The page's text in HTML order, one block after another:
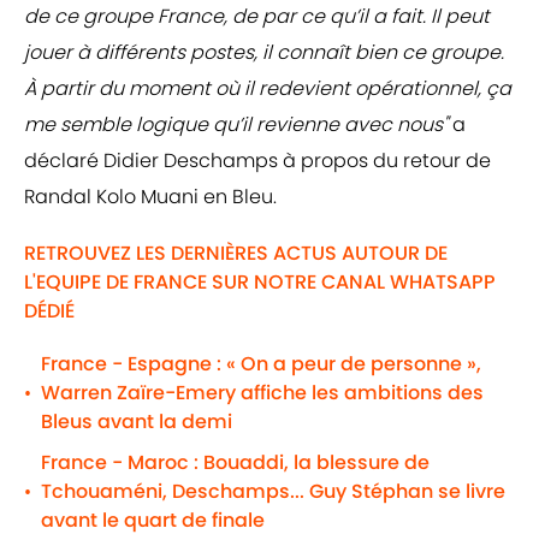
de ce groupe France, de par ce qu’il a fait. Il peut
jouer à différents postes, il connaît bien ce groupe.
À partir du moment où il redevient opérationnel, ça
me semble logique qu’il revienne avec nous"a
déclaré Didier Deschamps à propos du retour de
Randal Kolo Muani en Bleu.
RETROUVEZ LES DERNIÈRES ACTUS AUTOUR DE
L'EQUIPE DE FRANCE SUR NOTRE CANAL WHATSAPP
DÉDIÉ
•
France - Espagne : « On a peur de personne »,
Warren Zaïre-Emery affiche les ambitions des
Bleus avant la demi
•
France - Maroc : Bouaddi, la blessure de
Tchouaméni, Deschamps... Guy Stéphan se livre
avant le quart de finale